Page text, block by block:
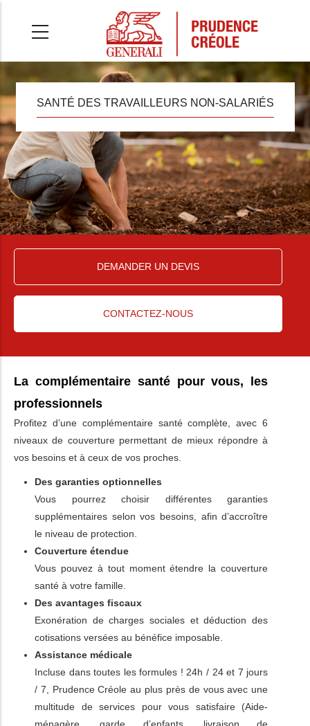
principal
SANTÉ DES TRAVAILLEURS NON-SALARIÉS
DEMANDER UN DEVIS
CONTACTEZ-NOUS
La complémentaire santé pour vous, les
professionnels
Profitez d’une complémentaire santé complète, avec 6
niveaux de couverture permettant de mieux répondre à
vos besoins et à ceux de vos proches.
Des garanties optionnelles
Vous pourrez choisir différentes garanties
supplémentaires selon vos besoins, afin d’accroître
le niveau de protection.
Couverture étendue
Vous pouvez à tout moment étendre la couverture
santé à votre famille.
Des avantages fiscaux
Exonération de charges sociales et déduction des
cotisations versées au bénéfice imposable.
Assistance médicale
Incluse dans toutes les formules ! 24h / 24 et 7 jours
/ 7, Prudence Créole au plus près de vous avec une
multitude de services pour vous satisfaire (Aide-